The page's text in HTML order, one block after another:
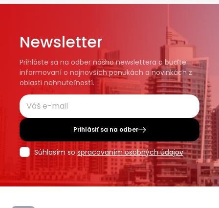
Newsletter
Prihláste sa na odber nášho newslettera a buďte
informovaní o najnovších ponukách a novinkách z
oblasti nehnuteľností.
Prihlásiť sa na odber
Súhlasím so spracovaním osobných údajov